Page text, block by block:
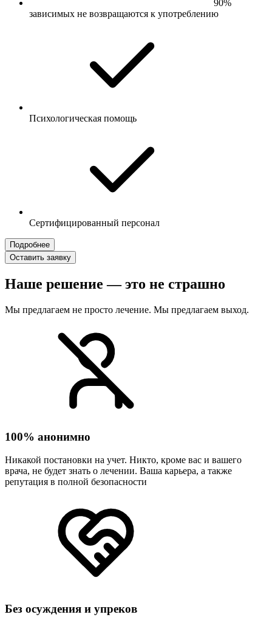
90%
зависимых не возвращаются к употреблению
Психологическая помощь
Сертифицированный персонал
Подробнее
Оставить заявку
Наше решение — это не страшно
Мы предлагаем не просто лечение. Мы предлагаем выход.
100% анонимно
Никакой постановки на учет. Никто, кроме вас и вашего
врача, не будет знать о лечении. Ваша карьера, а также
репутация в полной безопасности
Без осуждения и упреков